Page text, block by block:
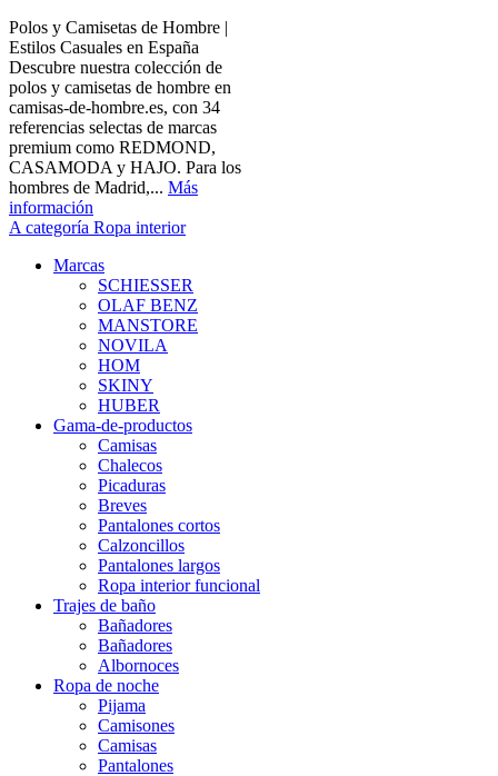
Polos y Camisetas de Hombre |
Estilos Casuales en España
Descubre nuestra colección de
polos y camisetas de hombre en
camisas-de-hombre.es, con 34
referencias selectas de marcas
premium como REDMOND,
CASAMODA y HAJO. Para los
hombres de Madrid,... Más
información
A categoría Ropa interior
Marcas
SCHIESSER
OLAF BENZ
MANSTORE
NOVILA
HOM
SKINY
HUBER
Gama-de-productos
Camisas
Chalecos
Picaduras
Breves
Pantalones cortos
Calzoncillos
Pantalones largos
Ropa interior funcional
Trajes de baño
Bañadores
Bañadores
Albornoces
Ropa de noche
Pijama
Camisones
Camisas
Pantalones